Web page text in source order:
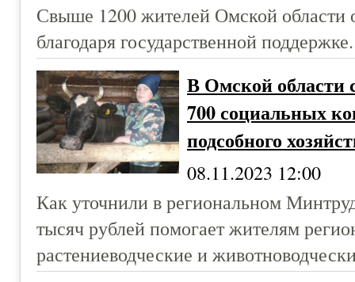
Свыше 1200 жителей Омской области
благодаря государственной поддержке.
В Омской области
700 социальных
подсобного
08.11.2023 12:00
Как уточнили в региональном
тысяч рублей помогает жителям
растениеводческие и